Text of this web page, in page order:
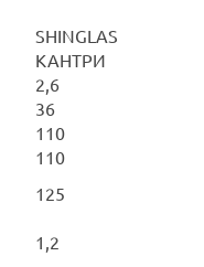
SHINGLAS
КАНТРИ
2,6
36
110
110
125
1,2